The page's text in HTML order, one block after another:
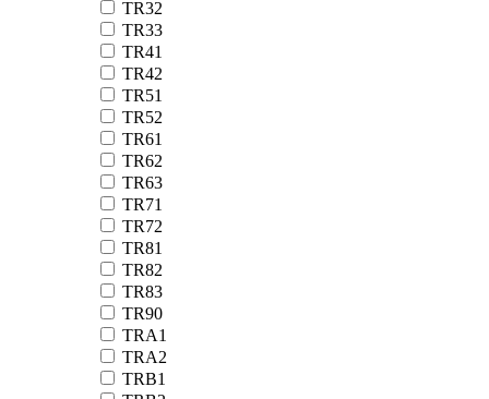
TR32
TR33
TR41
TR42
TR51
TR52
TR61
TR62
TR63
TR71
TR72
TR81
TR82
TR83
TR90
TRA1
TRA2
TRB1